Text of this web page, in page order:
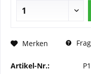
Merken
Artikel-Nr.: